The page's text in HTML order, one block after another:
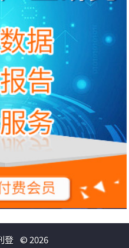
登 © 2026